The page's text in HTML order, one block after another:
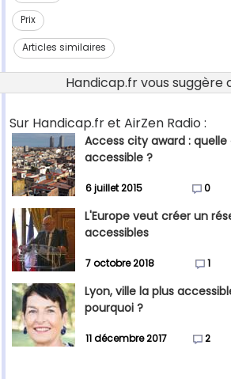
Prix
Articles similaires
Handicap.fr vous suggère
Sur Handicap.fr et AirZen Radio :
Access city award : quelle
accessible ?
6 juillet 2015 0
L'Europe veut créer un
accessibles
7 octobre 2018 1
Lyon, ville la plus
pourquoi ?
11 décembre 2017 2